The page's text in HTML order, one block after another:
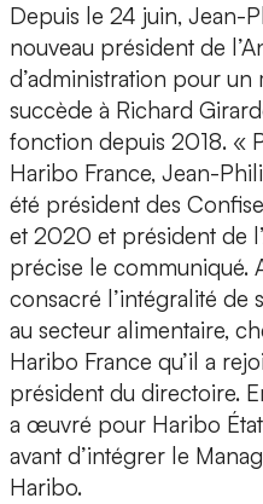
Depuis le 24 juin, Jean-
nouveau président de
d’administration pour un
succède à Richard
fonction depuis 2018. «
Haribo France, Jean-
été président des
et 2020 et président de
précise le communiqué.
consacré l’intégralité de
au secteur alimentaire,
Haribo France qu’il a
président du directoire.
a œuvré pour Haribo
avant d’intégrer le
Haribo.